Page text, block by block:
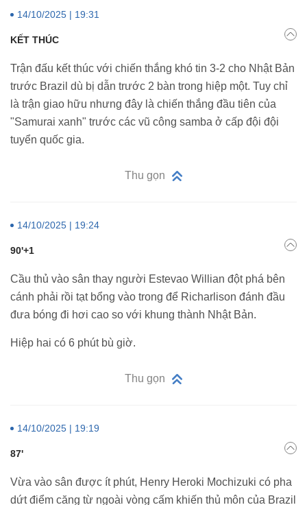
14/10/2025 | 19:31
KẾT THÚC
Trận đấu kết thúc với chiến thắng khó tin 3-2 cho Nhật Bản
trước Brazil dù bị dẫn trước 2 bàn trong hiệp một. Tuy chỉ
là trận giao hữu nhưng đây là chiến thắng đầu tiên của
"Samurai xanh" trước các vũ công samba ở cấp đội đội
tuyển quốc gia.
Thu gọn
14/10/2025 | 19:24
90'+1
Cầu thủ vào sân thay người Estevao Willian đột phá bên
cánh phải rồi tạt bổng vào trong để Richarlison đánh đầu
đưa bóng đi hơi cao so với khung thành Nhật Bản.
Hiệp hai có 6 phút bù giờ.
Thu gọn
14/10/2025 | 19:19
87'
Vừa vào sân được ít phút, Henry Heroki Mochizuki có pha
dứt điểm căng từ ngoài vòng cấm khiến thủ môn của Brazil